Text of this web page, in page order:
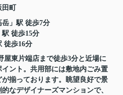
町
岳 」駅 徒歩7分
駅 徒歩15分
徒歩16分
屋東片端店まで徒歩3分と近場に
ント。共用部には敷地内ごみ置
揃っております。眺望良好で景
なデザイナーズマンションで、